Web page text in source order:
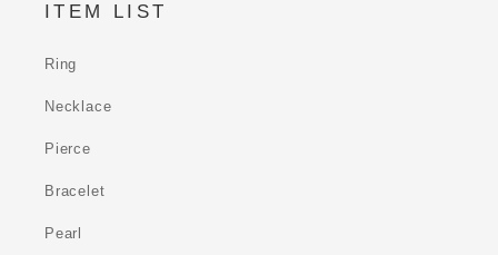
ITEM LIST
Ring
Necklace
Pierce
Bracelet
Pearl